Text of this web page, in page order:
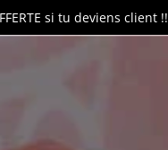
si tu deviens client !!